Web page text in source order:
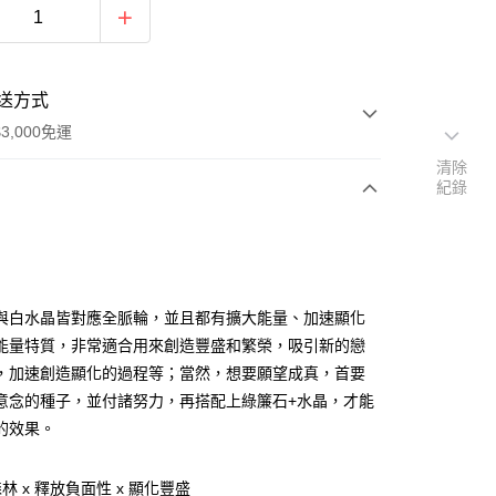
方式
免運
白水晶皆對應全脈輪，並且都有擴大能量、加速顯化
量特質，非常適合用來創造豐盛和繁榮，吸引新的戀
加速創造顯化的過程等；當然，想要願望成真，首要
念的種子，並付諸努力，再搭配上綠簾石+水晶，才能
效果。
x 釋放負面性 x 顯化豐盛
清除
紀錄